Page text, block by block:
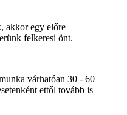
akkor egy előre
felkeresi önt.
várhatóan 30 - 60
ettől tovább is